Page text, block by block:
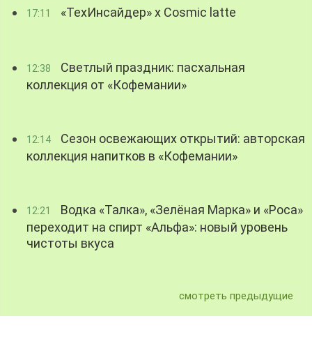
17:11 «ТехИнсайдер» х Cosmic latte
12:38
Светлый праздник: пасхальная
коллекция от «Кофемании»
12:14
Сезон освежающих открытий: авторская
коллекция напитков в «Кофемании»
12:21
Водка «Талка», «Зелёная Марка» и «Роса»
переходит на спирт «Альфа»: новый уровень
чистоты вкуса
смотреть предыдущие